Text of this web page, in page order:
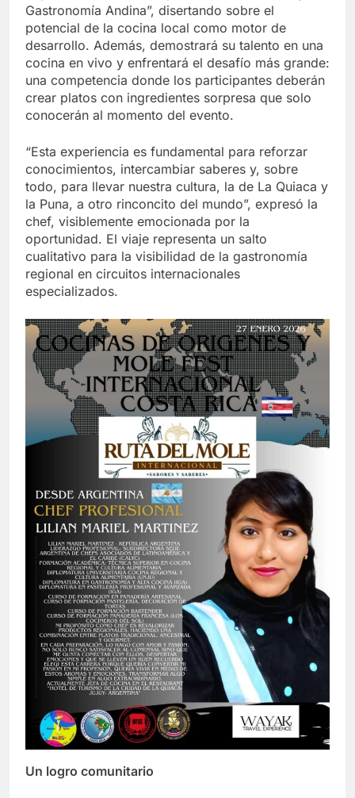
Gastronomía Andina”, disertando sobre el
potencial de la cocina local como motor de
desarrollo. Además, demostrará su talento en una
cocina en vivo y enfrentará el desafío más grande:
una competencia donde los participantes deberán
crear platos con ingredientes sorpresa que solo
conocerán al momento del evento.
“Esta experiencia es fundamental para reforzar
conocimientos, intercambiar saberes y, sobre
todo, para llevar nuestra cultura, la de La Quiaca y
la Puna, a otro rinconcito del mundo”, expresó la
chef, visiblemente emocionada por la
oportunidad. El viaje representa un salto
cualitativo para la visibilidad de la gastronomía
regional en circuitos internacionales
especializados.
Un logro comunitario